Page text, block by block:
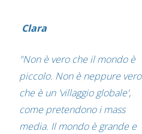
Clara
"Non è vero che il mondo è
piccolo. Non è neppure vero
che è un 'villaggio globale',
come pretendono i mass
media. Il mondo è grande e